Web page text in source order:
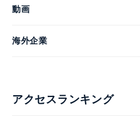
動画
海外企業
アクセスランキング